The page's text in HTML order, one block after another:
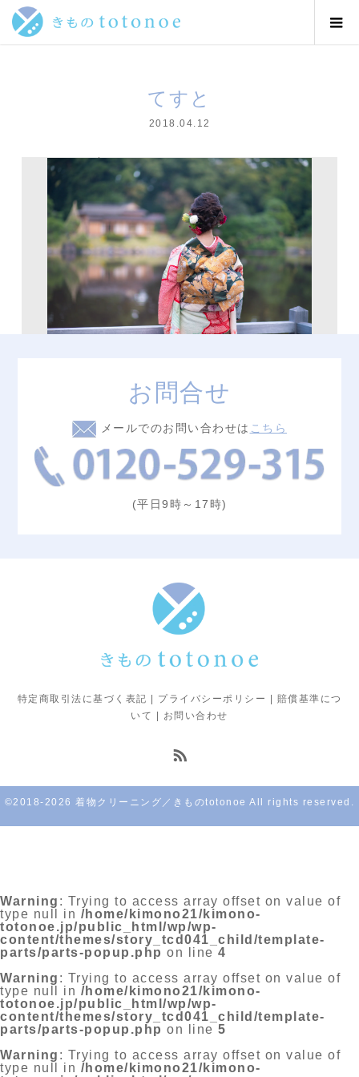
てすと
2018.04.12
お問合せ
メールでのお問い合わせは こちら
(平日9時～17時)
特定商取引法に基づく表記 プライバシーポリシー
賠償基準につ
いて
お問い合わせ
©2018-2026 着物クリーニング／きものtotonoe All rights reserved.
Warning : Trying to access array offset on value of
type null in /home/kimono21/kimono-
totonoe.jp/public_html/wp/wp-
content/themes/story_tcd041_child/template-
parts/parts-popup.php on line 4
Warning : Trying to access array offset on value of
type null in /home/kimono21/kimono-
totonoe.jp/public_html/wp/wp-
content/themes/story_tcd041_child/template-
parts/parts-popup.php on line 5
Warning : Trying to access array offset on value of
type null in /home/kimono21/kimono-